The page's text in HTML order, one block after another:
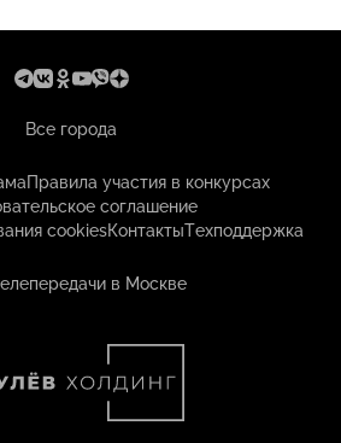
Все города
Правила участия в конкурсах
соглашение
cookiesКонтактыТехподдержка
в Москве